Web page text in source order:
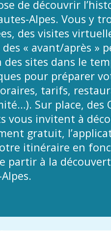
de découvrir
Alpes. Vous y
des visites
« avant/après »
sites dans le
pour préparer
tarifs,
Sur place, des
vous invitent à
gratuit,
itinéraire en
partir à la